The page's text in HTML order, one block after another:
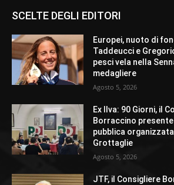
SCELTE DEGLI EDITORI
Europei, nuoto di
Taddeucci e
pesci vela nella
medagliere
Agosto 5, 2026
Ex Ilva: 90 Giorni, il
Borraccino presente
pubblica
Grottaglie
Agosto 5, 2026
JTF, il Consigliere